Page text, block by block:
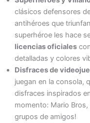
clásicos defensores
antihéroes que
superhéroe les hace
licencias oficiales
detalladas y colores
Disfraces de
juegan en la consola,
disfraces inspirados
momento: Mario Bros,
grupos de amigos!